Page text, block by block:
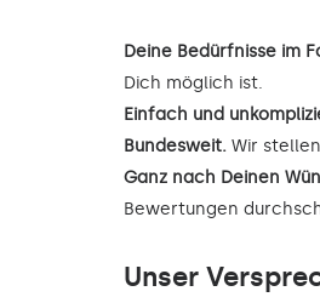
Deine Bedürfnisse im
Dich möglich ist.
Einfach und
Bundesweit. Wir
Ganz nach Deinen
Bewertungen
Unser